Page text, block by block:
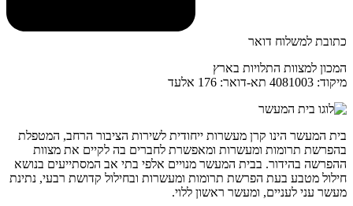
כתובת למשלוח דואר
המכון למצוות התלויות בארץ
מיקוד: 4081003 תא-דואר: 176 אלעד
בית המעשר הינו קרן מעשרות ייחודית לשירות הציבור הרחב, המטפלת
בהפרשת תרומות ומעשרות ומאפשרת לחברים בה לקיים את מצוות
ההפרשה בהידור. בבית המעשר מנויים אלפי בתי אב המסתייעים בנושא
חילול מטבע בעת הפרשת תרומות ומעשרות ובחילול קדושת רבעי, נתינת
מעשר עני לעניים, ומעשר ראשון ללוי.